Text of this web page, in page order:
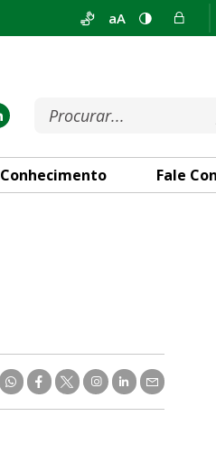
aA
Conhecimento Fale